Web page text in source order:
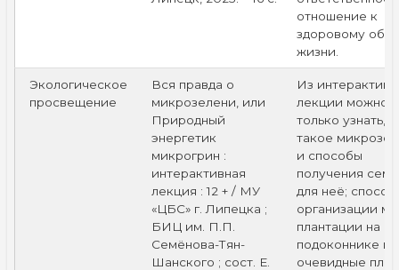
отношение к
здоровому
жизни.
Экологическое
просвещение
Вся правда о
микрозелени, или
Природный
энергетик
микрогрин :
интерактивная
лекция : 12 + / МУ
«ЦБС» г. Липецка ;
БИЦ им. П.П.
Семёнова-Тян-
Шанского ; сост. Е.
Из
лекции можно
только узнать,
такое
и способы
получения
для неё;
организации
плантации на
подоконнике и
очевидные